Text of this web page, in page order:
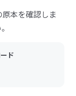
本を確認しま
ド